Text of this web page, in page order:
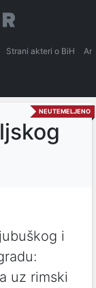
Strani akteri o BiH
NEUTEMELJENO
i
uz rimski